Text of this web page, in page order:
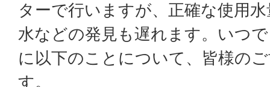
ターで行いますが、正確な使用
水などの発見も遅れます。いつ
に以下のことについて、皆様の
す。